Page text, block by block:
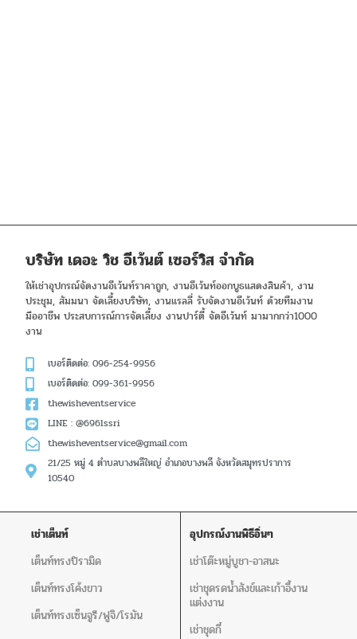
บริษัท เดอะ วิช อีเว้นต์ เซอร์วิส จำกัด
ให้เช่าอุปกรณ์จัดงานอีเว้นท์ราคาถูก, งานอีเว้นท์ออกบูธแสดงสินค้า, งาน
ประชุม, สัมมนา จัดเลี้ยงบริษัท, งานแรลลี่ รับจัดงานอีเว้นท์ ด้วยทีมงาน
มืออาชีพ ประสบการณ์การจัดเลี้ยง งานปาร์ตี้ จัดอีเว้นท์ มามากกว่า1000
งาน
เบอร์ติดต่อ: 096-254-9956
เบอร์ติดต่อ: 099-361-9956
thewisheventservice
LINE : @696lssri
thewisheventservice@gmail.com
21/25 หมู่ 4 ตำบลบางพลีใหญ่ อำเภอบางพลี จังหวัดสมุทรปราการ
10540
เช่าเต็นท์
เต็นท์ทรงปิรามิด
เต็นท์ทรงโค้งขาว
เต็นท์ทรงเซ็นจูรี/ฟูจิ/โรมัน
อุปกรณ์งานพิธีอิ่นๆ
เช่าโต๊ะหมู่บูชา-อาสนะ
เช่าชุดรดน้ำสังข์และเก้าอี้งาน
แต่งงาน
เช่าชุดกี๋